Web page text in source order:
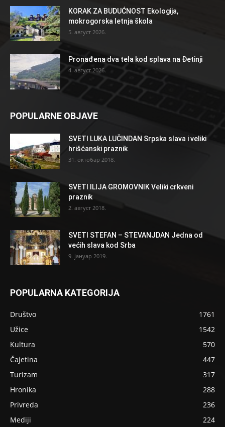
KORAK ZA BUDUĆNOST Ekologija,
mokrogorska letnja škola
5. август 2026.
Pronađena dva tela kod splava na Đetinji
4. август 2026.
POPULARNE OBJAVE
SVETI LUKA LUČINDAN Srpska slava i veliki
hrišćanski praznik
31. октобар 2018.
SVETI ILIJA GROMOVNIK Veliki crkveni
praznik
2. август 2018.
SVETI STEFAN – STEVANJDAN Jedna od
većih slava kod Srba
9. јануар 2019.
POPULARNA KATEGORIJA
Društvo
1761
Užice
1542
Kultura
570
Čajetina
447
Turizam
317
Hronika
288
Privreda
236
Mediji
224